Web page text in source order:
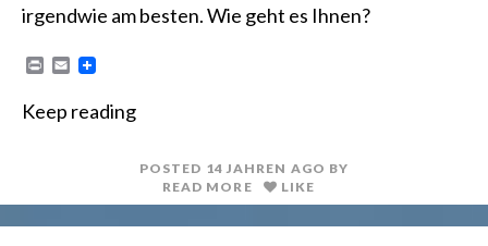
irgendwie am besten. Wie geht es Ihnen?
n
E
i
Keep reading
POSTED 14 JAHREN AGO BY
READ MORE
LIKE